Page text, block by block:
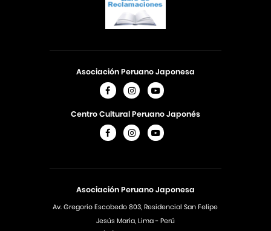
Asociación Peruano Japonesa
Av. Gregorio Escobedo 803, Residencial San Felipe
Jesús Maria, Lima - Perú
Asociación Peruano Japonesa
Centro Cultural Peruano Japonés